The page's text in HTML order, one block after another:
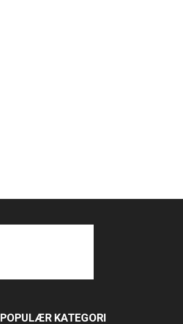
POPULÆR KATEGORI